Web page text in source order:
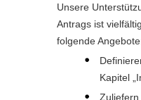
Unsere
Antrags ist
folgende
Kapitel
Zuliefern